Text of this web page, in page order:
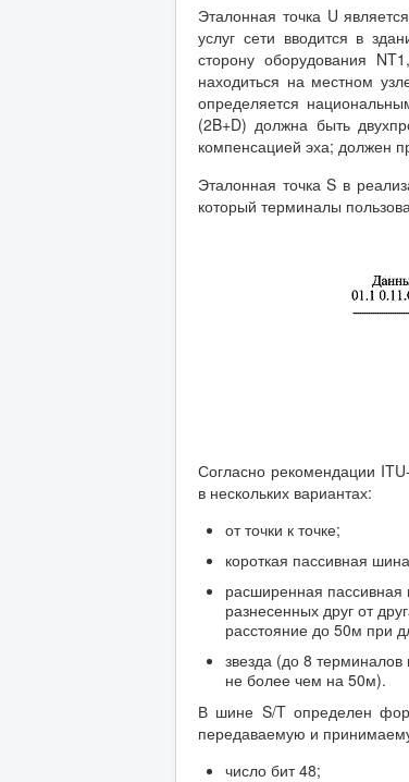
Эталонная точка U
услуг сети вводится в
сторону оборудования
находиться на местном
определяется
(2B+D) должна быть
компенсацией эха; должен
Эталонная точка S в
который терминалы
Согласно рекомендации
в нескольких вариантах:
от точки к точке;
короткая пассивная
расширенная
разнесенных друг от
расстояние до 50м при
звезда (до 8
не более чем на 50м).
В шине S/T определен
передаваемую и
число бит 48;